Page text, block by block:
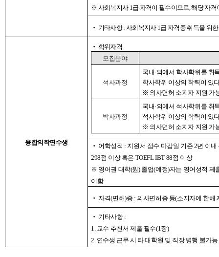
※ 사회복지사 1급 자격이 필수이므로,해당 자격
‧ 기타사항:사회복지사 1급 자격증 취득을 위
융합의학연수생
‧ 학위자격
모집분야
석사과정
국내·외에서 학사학위를 취
학사학위 이상의 학력이 있
※ 의사면허 소지자 지원 가
박사과정
국내·외에서 석사학위를 취
석사학위 이상의 학력이 있
※ 의사면허 소지자 지원 가
‧ 어학성적 : 지원서 접수 마감일 기준 2년 이
298점 이상 혹은 TOEFL IBT 88점 이상
※ 영어권 대학(원) 졸업(예정)자는 영어성적 제
여함
‧자격(면허)증 : 의사면허증 등(소지자에 한해
‧ 기타사항 :
1. 교수 추천서 제출 필수(1장)
2. 연수생 근무 시 타 대학원 및 직장 병행 불가능